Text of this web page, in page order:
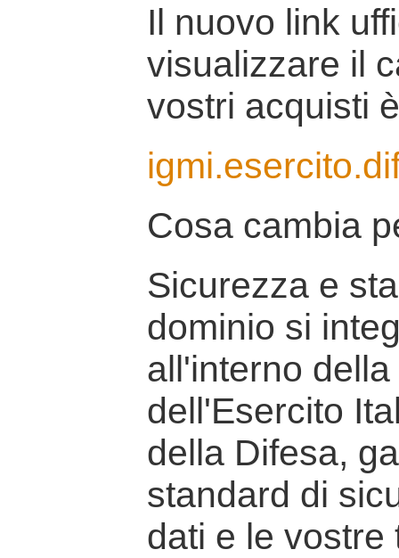
Il nuovo link
visualizzare il
vostri acquisti
Cosa cambia
Sicurezza e
dominio si
all'interno
dell'Esercito
della Difesa,
standard di
dati e le vostre